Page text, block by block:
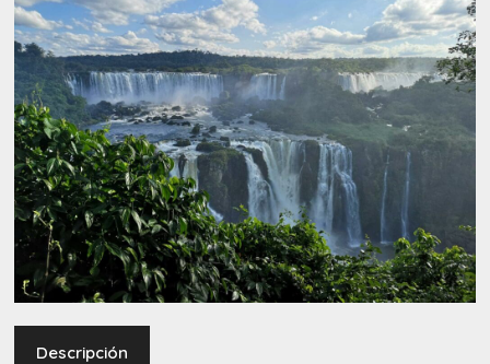
Descripción